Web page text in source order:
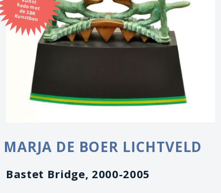
Kunstbon
MARJA DE BOER LICHTVELD
Bastet Bridge, 2000-2005